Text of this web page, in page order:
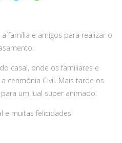
família e amigos para realizar o
casal, onde os familiares e
cerimônia Civil. Mais tarde os
um lual super animado.
e muitas felicidades!